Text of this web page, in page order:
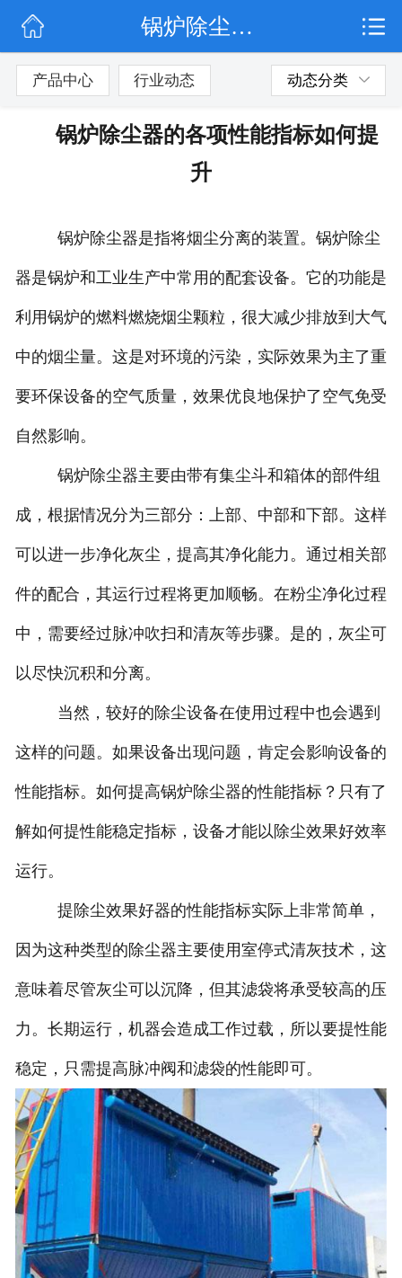
公司简介
锅炉除尘器的各项性能指标如何提升
产品中心 行业动态 动态分类
锅炉除尘器的各项性能指标如何提
升
锅炉除尘器是指将烟尘分离的装置。锅炉除尘
器是锅炉和工业生产中常用的配套设备。它的功能是
利用锅炉的燃料燃烧烟尘颗粒，很大减少排放到大气
中的烟尘量。这是对环境的污染，实际效果为主了重
要环保设备的空气质量，效果优良地保护了空气免受
自然影响。
锅炉除尘器主要由带有集尘斗和箱体的部件组
成，根据情况分为三部分：上部、中部和下部。这样
可以进一步净化灰尘，提高其净化能力。通过相关部
件的配合，其运行过程将更加顺畅。在粉尘净化过程
中，需要经过脉冲吹扫和清灰等步骤。是的，灰尘可
以尽快沉积和分离。
当然，较好的除尘设备在使用过程中也会遇到
这样的问题。如果设备出现问题，肯定会影响设备的
性能指标。如何提高锅炉除尘器的性能指标？只有了
解如何提性能稳定指标，设备才能以除尘效果好效率
运行。
提除尘效果好器的性能指标实际上非常简单，
因为这种类型的除尘器主要使用室停式清灰技术，这
意味着尽管灰尘可以沉降，但其滤袋将承受较高的压
力。长期运行，机器会造成工作过载，所以要提性能
稳定，只需提高脉冲阀和滤袋的性能即可。